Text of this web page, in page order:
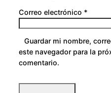
Correo electrónico *
Guardar mi nombre,
este navegador para la
comentario.